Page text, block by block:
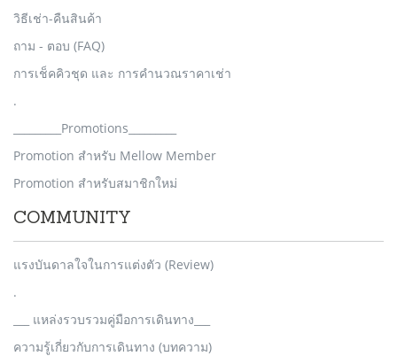
วิธีเช่า-คืนสินค้า
ถาม - ตอบ (FAQ)
การเช็คคิวชุด และ การคำนวณราคาเช่า
.
_________Promotions_________
Promotion สำหรับ Mellow Member
Promotion สำหรับสมาชิกใหม่
COMMUNITY
แรงบันดาลใจในการแต่งตัว (Review)
.
___ แหล่งรวบรวมคู่มือการเดินทาง___
ความรู้เกี่ยวกับการเดินทาง (บทความ)